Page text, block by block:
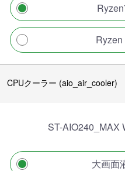
CPUクーラー (aio_air_cooler)
ST-AIO240_MAX
大画面